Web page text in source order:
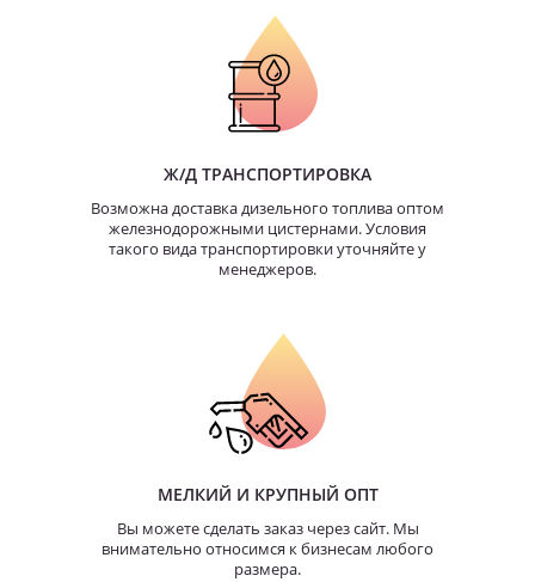
Ж/Д ТРАНСПОРТИРОВКА
Возможна доставка дизельного топлива оптом
железнодорожными цистернами. Условия
такого вида транспортировки уточняйте у
менеджеров.
МЕЛКИЙ И КРУПНЫЙ ОПТ
Вы можете сделать заказ через сайт. Мы
внимательно относимся к бизнесам любого
размера.